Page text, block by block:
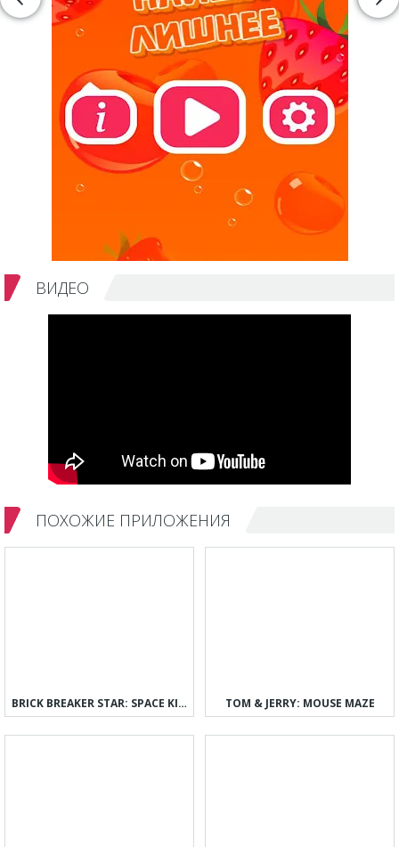
ВИДЕО
ПОХОЖИЕ ПРИЛОЖЕНИЯ
BRICK BREAKER STAR: SPACE KING TOM & JERRY: MOUSE MAZE